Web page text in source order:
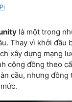
là một trong
Thay vì khởi đầu
xây dựng mạng
cộng đồng theo
cầu, nhưng